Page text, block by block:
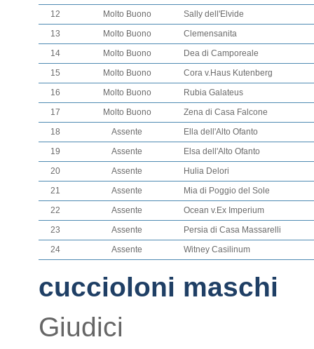
12
Molto Buono
Sally dell'Elvide
13
Molto Buono
Clemensanita
14
Molto Buono
Dea di Camporeale
15
Molto Buono
Cora v.Haus Kutenberg
16
Molto Buono
Rubia Galateus
17
Molto Buono
Zena di Casa Falcone
18
Assente
Ella dell'Alto Ofanto
19
Assente
Elsa dell'Alto Ofanto
20
Assente
Hulia Delori
21
Assente
Mia di Poggio del Sole
22
Assente
Ocean v.Ex Imperium
23
Assente
Persia di Casa Massarelli
24
Assente Witney Casilinum
cuccioloni maschi
Giudici